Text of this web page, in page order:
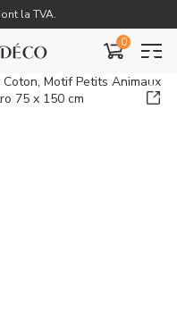
exclusifs !
0